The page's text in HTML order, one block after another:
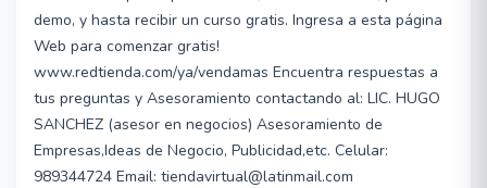
demo, y hasta recibir un curso gratis. Ingresa a esta página
Web para comenzar gratis!
www.redtienda.com/ya/vendamas Encuentra respuestas a
tus preguntas y Asesoramiento contactando al: LIC. HUGO
SANCHEZ (asesor en negocios) Asesoramiento de
Empresas,Ideas de Negocio, Publicidad,etc. Celular:
989344724 Email: tiendavirtual@latinmail.com